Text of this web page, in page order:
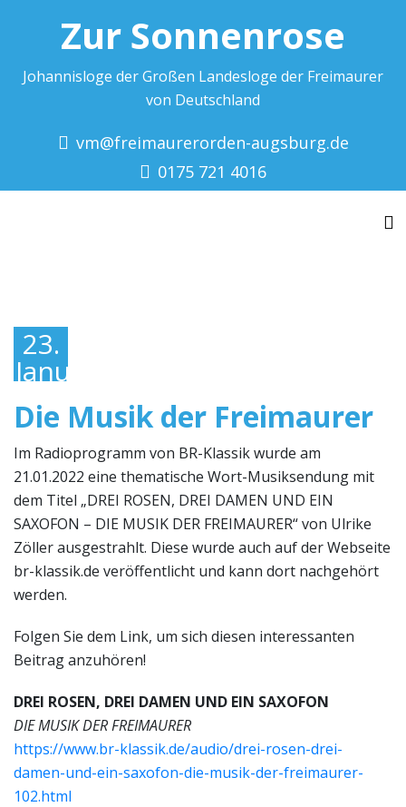
Zur Sonnenrose
Johannisloge der Großen Landesloge der Freimaurer
von Deutschland
vm@freimaurerorden-augsburg.de
0175 721 4016
23.
Januar
2022
Die Musik der Freimaurer
Im Radioprogramm von BR-Klassik wurde am
21.01.2022 eine thematische Wort-Musiksendung mit
dem Titel „DREI ROSEN, DREI DAMEN UND EIN
SAXOFON – DIE MUSIK DER FREIMAURER“ von Ulrike
Zöller ausgestrahlt. Diese wurde auch auf der Webseite
br-klassik.de veröffentlicht und kann dort nachgehört
werden.
Folgen Sie dem Link, um sich diesen interessanten
Beitrag anzuhören!
DREI ROSEN, DREI DAMEN UND EIN SAXOFON
DIE MUSIK DER FREIMAURER
https://www.br-klassik.de/audio/drei-rosen-drei-
damen-und-ein-saxofon-die-musik-der-freimaurer-
102.html